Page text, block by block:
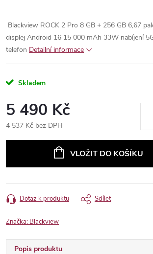
Blackview ROCK 2 Pro 8 GB + 256 GB 6,67
displej Android 16 15 000 mAh 33W nabíjení
telefon Detailní informace
Skladem
5 490 Kč
4 537 Kč bez DPH
VLOŽIT DO KOŠÍKU
Dotaz k produktu Sdílet
Značka: Blackview
Popis produktu